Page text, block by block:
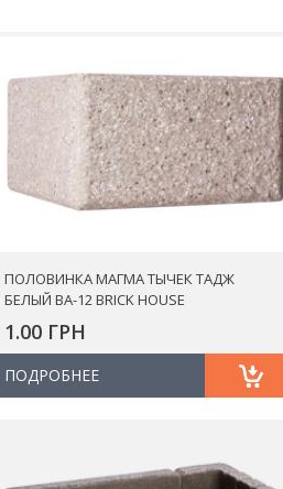
ПОЛОВИНКА МАГМА ТЫЧЕК ТАДЖ
БЕЛЫЙ BA-12 BRICK HOUSE
1.00 ГРН
ПОДРОБНЕЕ